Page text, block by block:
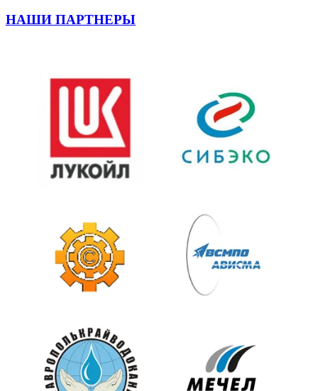
НАШИ ПАРТНЕРЫ